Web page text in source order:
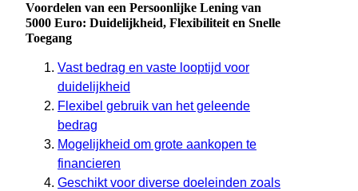
Voordelen van een Persoonlijke Lening van
5000 Euro: Duidelijkheid, Flexibiliteit en Snelle
Toegang
Vast bedrag en vaste looptijd voor
duidelijkheid
Flexibel gebruik van het geleende
bedrag
Mogelijkheid om grote aankopen te
financieren
Geschikt voor diverse doeleinden zoals